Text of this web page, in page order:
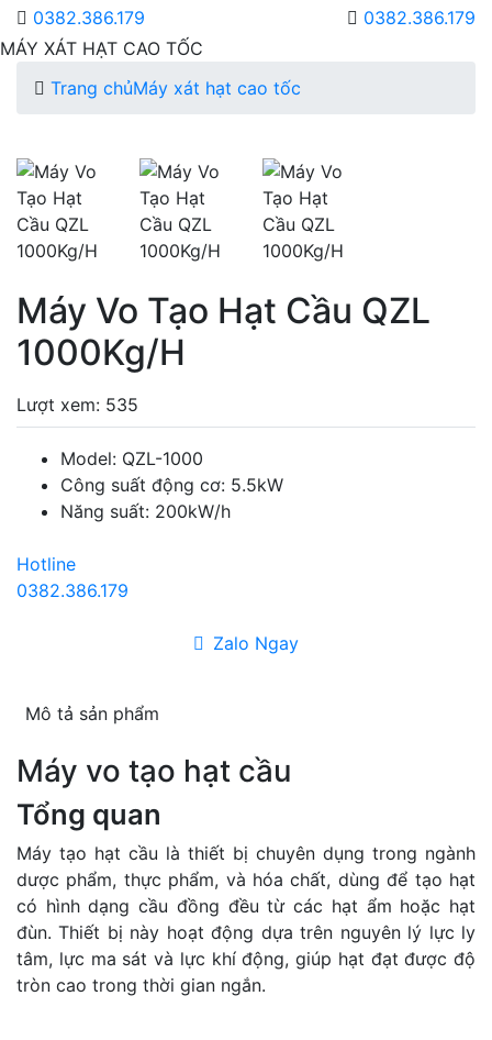
0382.386.179
0382.386.179
MÁY XÁT HẠT CAO TỐC
Trang chủMáy xát hạt cao tốc
Máy Vo Tạo Hạt Cầu QZL
1000Kg/H
Lượt xem: 535
Model: QZL-1000
Công suất động cơ: 5.5kW
Năng suất: 200kW/h
Hotline
0382.386.179
Zalo Ngay
Mô tả sản phẩm
Máy vo tạo hạt cầu
Tổng quan
Máy tạo hạt cầu là thiết bị chuyên dụng trong ngành
dược phẩm, thực phẩm, và hóa chất, dùng để tạo hạt
có hình dạng cầu đồng đều từ các hạt ẩm hoặc hạt
đùn. Thiết bị này hoạt động dựa trên nguyên lý lực ly
tâm, lực ma sát và lực khí động, giúp hạt đạt được độ
tròn cao trong thời gian ngắn.